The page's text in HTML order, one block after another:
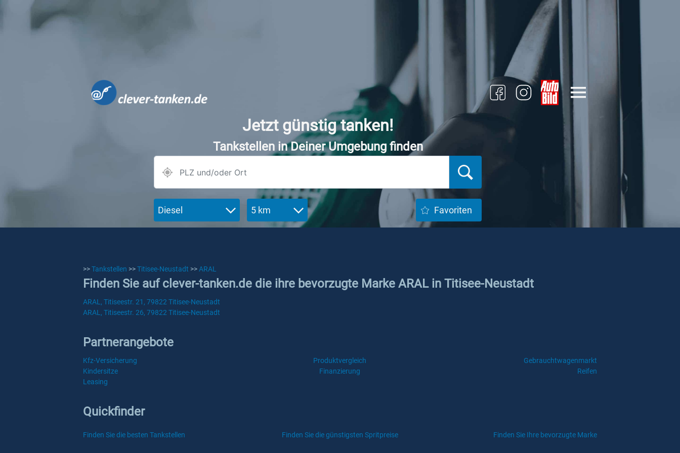
Jetzt günstig tanken!
Tankstellen in Deiner Umgebung finden
Diesel 5 km Favoriten
>>Tankstellen >>Titisee-Neustadt >>ARAL
Finden Sie auf clever-tanken.de die ihre bevorzugte Marke ARAL in Titisee-Neustadt
ARAL, Titiseestr. 21, 79822 Titisee-Neustadt
ARAL, Titiseestr. 26, 79822 Titisee-Neustadt
Partnerangebote
Kfz-Versicherung Produktvergleich
Gebrauchtwagenmarkt
Kindersitze
Finanzierung
Reifen
Leasing
Quickfinder
Finden Sie die besten Tankstellen Finden Sie die günstigsten Spritpreise Finden Sie Ihre bevorzugte Marke